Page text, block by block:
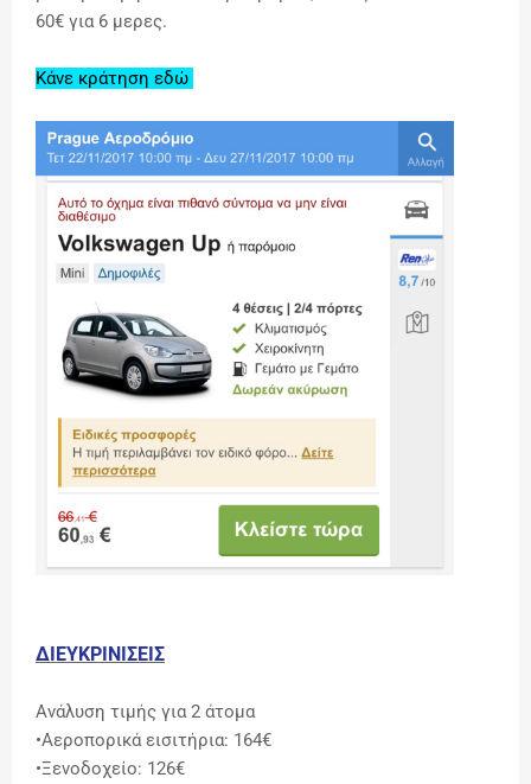
60€ για 6 μερες.
Κάνε κράτηση εδώ
ΔΙΕΥΚΡΙΝΙΣΕΙΣ
Ανάλυση τιμής για 2 άτομα
•Αεροπορικά εισιτήρια: 164€
•Ξενοδοχείο: 126€